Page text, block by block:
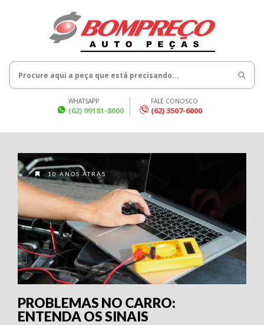
WHATSAPP
(62) 99181-8000
FALE CONOSCO
(62) 3507-6000
10 ANOS ATRÁS
PROBLEMAS NO CARRO:
ENTENDA OS SINAIS